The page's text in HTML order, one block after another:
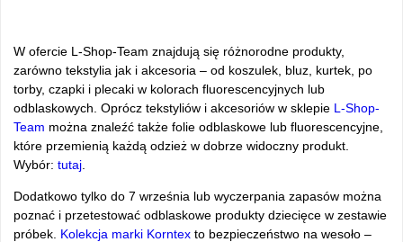
W ofercie L-Shop-Team znajdują się różnorodne produkty,
zarówno tekstylia jak i akcesoria – od koszulek, bluz, kurtek, po
torby, czapki i plecaki w kolorach fluorescencyjnych lub
odblaskowych. Oprócz tekstyliów i akcesoriów w sklepie L-Shop-
Team można znaleźć także folie odblaskowe lub fluorescencyjne,
które przemienią każdą odzież w dobrze widoczny produkt.
Wybór: tutaj
Dodatkowo tylko do 7 września lub wyczerpania zapasów można
poznać i przetestować odblaskowe produkty dziecięce w zestawie
próbek. Kolekcja marki Korntex to bezpieczeństwo na wesoło –